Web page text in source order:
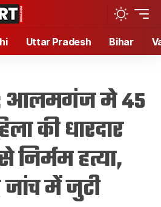
Uttar Pradesh Bihar
आलमगंज मे 45
की धारदार
निर्मम हत्या,
में जुटी